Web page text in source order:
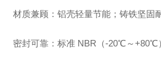
材质兼顾：铝壳轻量节能；铸铁坚固
密封可靠：标准 NBR（-20℃～+80℃